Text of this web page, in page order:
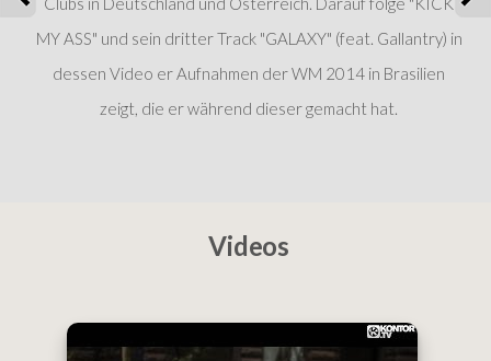
MY ASS" und sein dritter Track "GALAXY" (feat. Gallantry) in
dessen Video er Aufnahmen der WM 2014 in Brasilien
zeigt, die er während dieser gemacht hat.
Videos